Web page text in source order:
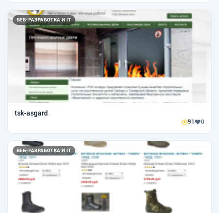
ВЕБ-РАЗРАБОТКА И IT
tsk-asgard
91 0
ВЕБ-РАЗРАБОТКА И IT